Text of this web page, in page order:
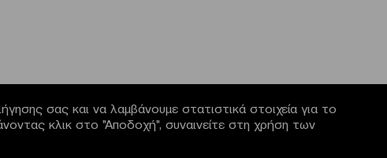
σας και να λαμβάνουμε στατιστικά στοιχεία για το
κλικ στο "Αποδοχή", συναινείτε στη χρήση των